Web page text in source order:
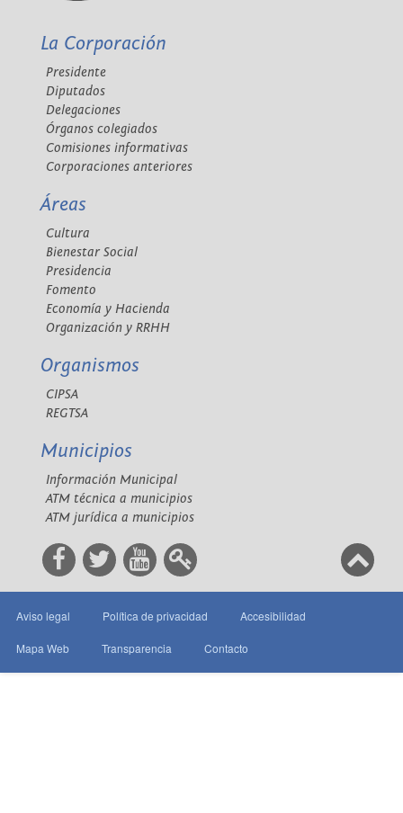
La Corporación
Presidente
Diputados
Delegaciones
Órganos colegiados
Comisiones informativas
Corporaciones anteriores
Áreas
Cultura
Bienestar Social
Presidencia
Fomento
Economía y Hacienda
Organización y RRHH
Organismos
CIPSA
REGTSA
Municipios
Información Municipal
ATM técnica a municipios
ATM jurídica a municipios
Aviso legal Política de privacidad Accesibilidad
Mapa Web Transparencia Contacto